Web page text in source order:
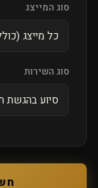
סוג המייצג
סוג השירות